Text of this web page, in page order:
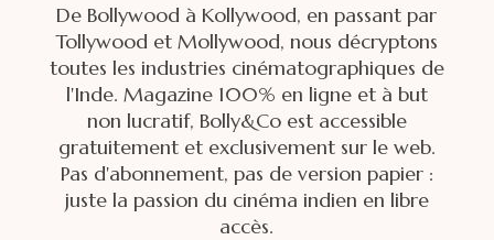
De Bollywood à Kollywood, en passant par
Tollywood et Mollywood, nous décryptons
toutes les industries cinématographiques de
l'Inde. Magazine 100% en ligne et à but
non lucratif, Bolly&Co est accessible
gratuitement et exclusivement sur le web.
Pas d'abonnement, pas de version papier :
juste la passion du cinéma indien en libre
accès.